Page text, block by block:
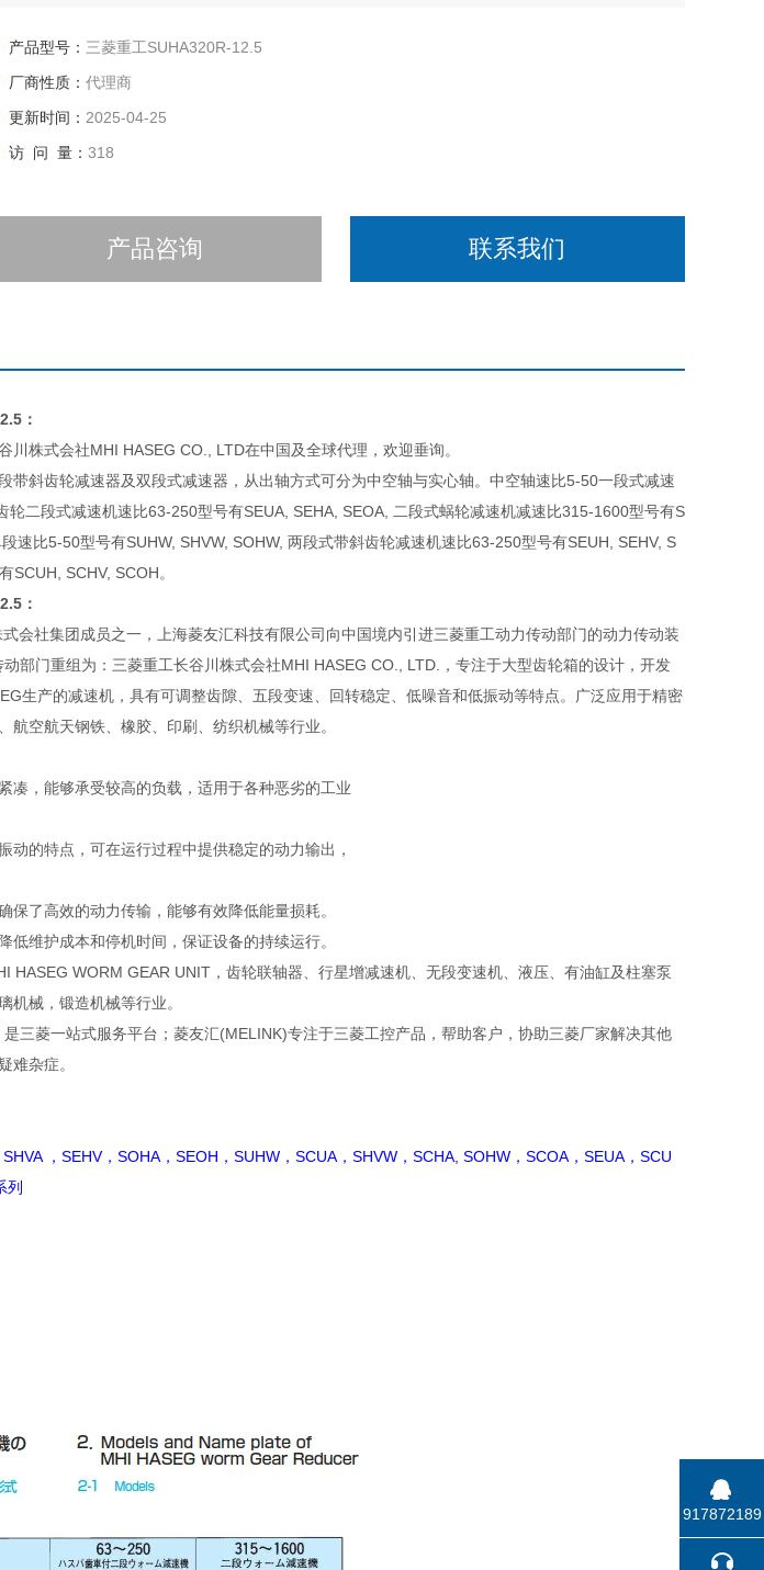
产品型号： 三菱重工SUHA320R-12.5
厂商性质： 代理商
更新时间： 2025-04-25
访 问 量： 318
产品咨询 联系我们
：
川株式会社MHI HASEG CO., LTD在中国及全球代理，欢迎垂询。
带斜齿轮减速器及双段式减速器，从出轴方式可分为中空轴与实心轴。中空轴速比5-50一段式减速
轮二段式减速机速比63-250型号有SEUA, SEHA, SEOA, 二段式蜗轮减速机减速比315-1600型号有S
速比5-50型号有SUHW, SHVW, SOHW, 两段式带斜齿轮减速机速比63-250型号有SEUH, SEHV, S
SCUH, SCHV, SCOH。
：
会社集团成员之一，上海菱友汇科技有限公司向中国境内引进三菱重工动力传动部门的动力传动装
部门重组为：三菱重工长谷川株式会社MHI HASEG CO., LTD.，专注于大型齿轮箱的设计，开发
生产的减速机，具有可调整齿隙、五段变速、回转稳定、低噪音和低振动等特点。广泛应用于精密
空航天钢铁、橡胶、印刷、纺织机械等行业。
凑，能够承受较高的负载，适用于各种恶劣的工业
动的特点，可在运行过程中提供稳定的动力输出，
保了高效的动力传输，能够有效降低能量损耗。
低维护成本和停机时间，保证设备的持续运行。
HASEG WORM GEAR UNIT，齿轮联轴器、行星增减速机、无段变速机、液压、有油缸及柱塞泵
机械，锻造机械等行业。
三菱一站式服务平台；菱友汇(MELINK)专注于三菱工控产品，帮助客户，协助三菱厂家解决其他
难杂症。
， SEHV，SOHA，SEOH，SUHW，SCUA，SHVW，SCHA, SOHW，SCOA，SEUA，SCU
列
917872189